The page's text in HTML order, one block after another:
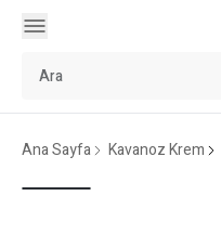
Ana Sayfa Kavanoz Krem